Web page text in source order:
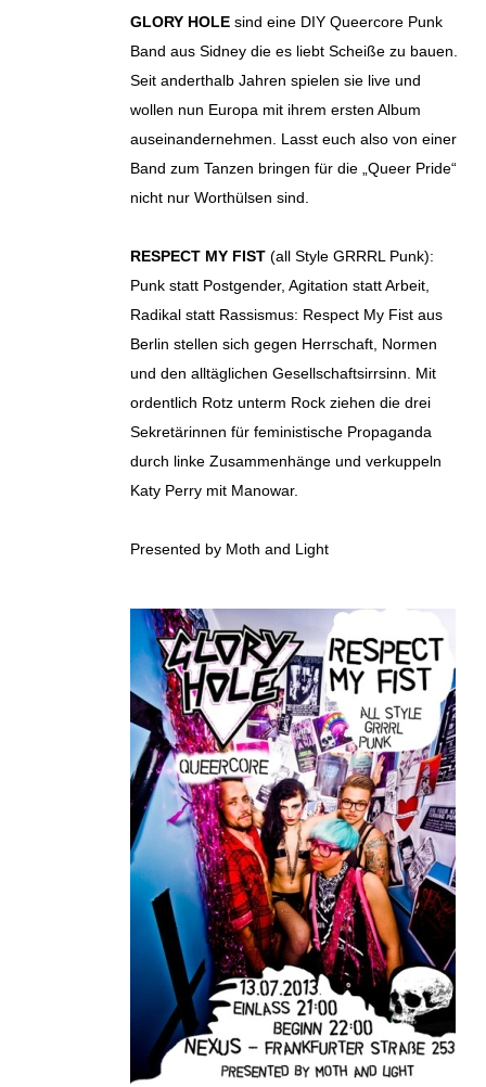
GLORY HOLE sind eine DIY Queercore Punk
Band aus Sidney die es liebt Scheiße zu bauen.
Seit anderthalb Jahren spielen sie live und
wollen nun Europa mit ihrem ersten Album
auseinandernehmen. Lasst euch also von einer
Band zum Tanzen bringen für die „Queer Pride“
nicht nur Worthülsen sind.
RESPECT MY FIST (all Style GRRRL Punk):
Punk statt Postgender, Agitation statt Arbeit,
Radikal statt Rassismus: Respect My Fist aus
Berlin stellen sich gegen Herrschaft, Normen
und den alltäglichen Gesellschaftsirrsinn. Mit
ordentlich Rotz unterm Rock ziehen die drei
Sekretärinnen für feministische Propaganda
durch linke Zusammenhänge und verkuppeln
Katy Perry mit Manowar.
Presented by Moth and Light